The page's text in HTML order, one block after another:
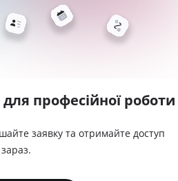
професійної роботи
заявку та отримайте доступ